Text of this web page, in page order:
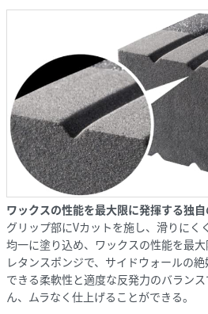
ワックスの性能を最大限に発揮する独
グリップ部にVカットを施し、滑りにく
均一に塗り込め、ワックスの性能を最
レタンスポンジで、サイドウォールの
できる柔軟性と適度な反発力のバラン
ん、ムラなく仕上げることができる。